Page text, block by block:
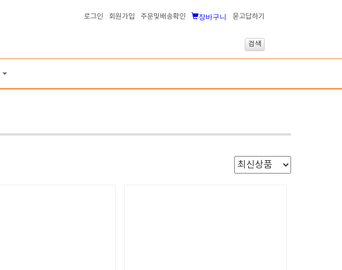
로그인 회원가입 주문및배송확인 장바구니 묻고답하기